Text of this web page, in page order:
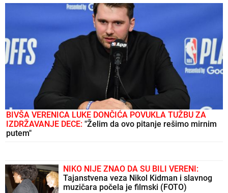
BIVŠA VERENICA LUKE DONČIĆA POVUKLA TUŽBU ZA
IZDRŽAVANJE DECE: "Želim da ovo pitanje rešimo mirnim
putem"
NIKO NIJE ZNAO DA SU BILI VERENI:
Tajanstvena veza Nikol Kidman i slavnog
muzičara počela je filmski (FOTO)